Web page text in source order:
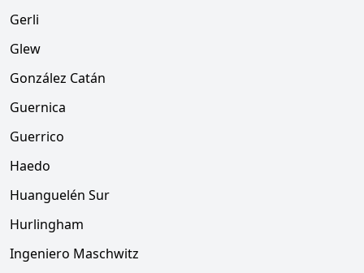
Gerli
Glew
González Catán
Guernica
Guerrico
Haedo
Huanguelén Sur
Hurlingham
Ingeniero Maschwitz